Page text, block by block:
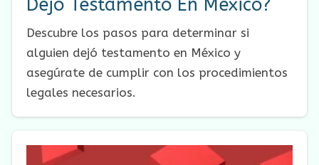
Dejo Testamento En México?
Descubre los pasos para determinar si
alguien dejó testamento en México y
asegúrate de cumplir con los procedimientos
legales necesarios.